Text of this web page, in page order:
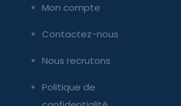
Mon compte
Contactez-nous
Nous recrutons
Politique de